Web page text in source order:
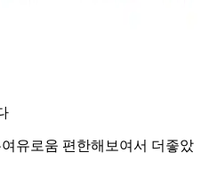
유로움 편한해보여서 더좋았